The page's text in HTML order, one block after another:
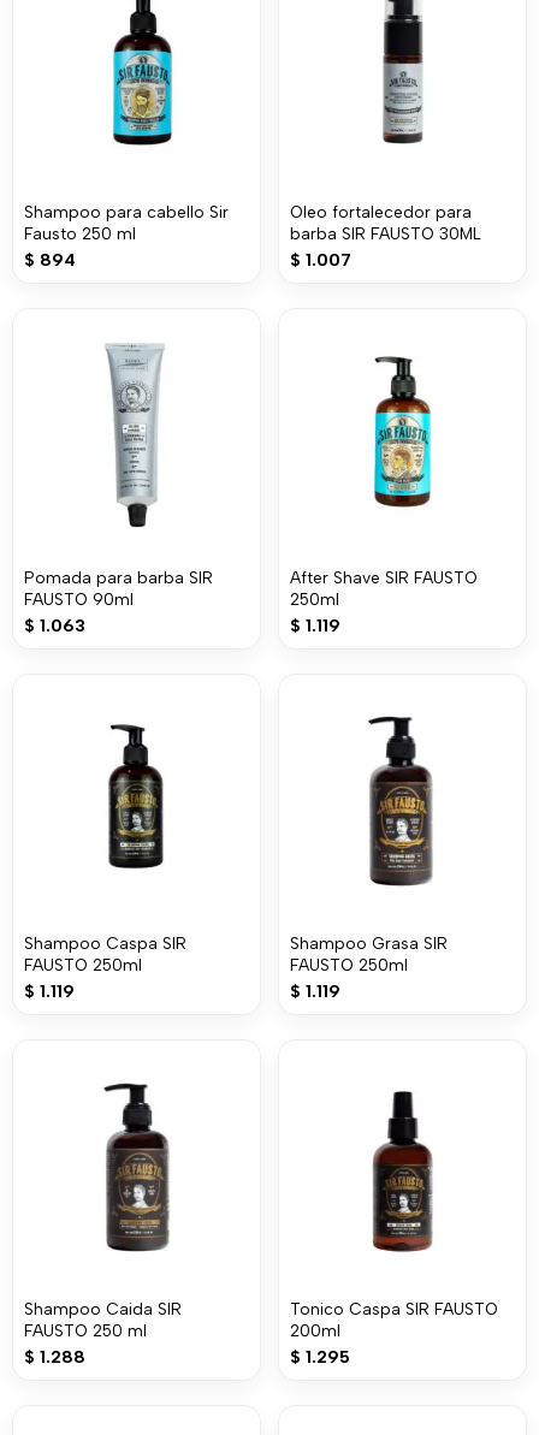
Shampoo para cabello Sir
Fausto 250 ml
$ 894
Oleo fortalecedor para
barba SIR FAUSTO 30ML
$ 1.007
Pomada para barba SIR
FAUSTO 90ml
$ 1.063
After Shave SIR FAUSTO
250ml
$ 1.119
Shampoo Caspa SIR
FAUSTO 250ml
$ 1.119
Shampoo Grasa SIR
FAUSTO 250ml
$ 1.119
Shampoo Caida SIR
FAUSTO 250 ml
$ 1.288
Tonico Caspa SIR FAUSTO
200ml
$ 1.295